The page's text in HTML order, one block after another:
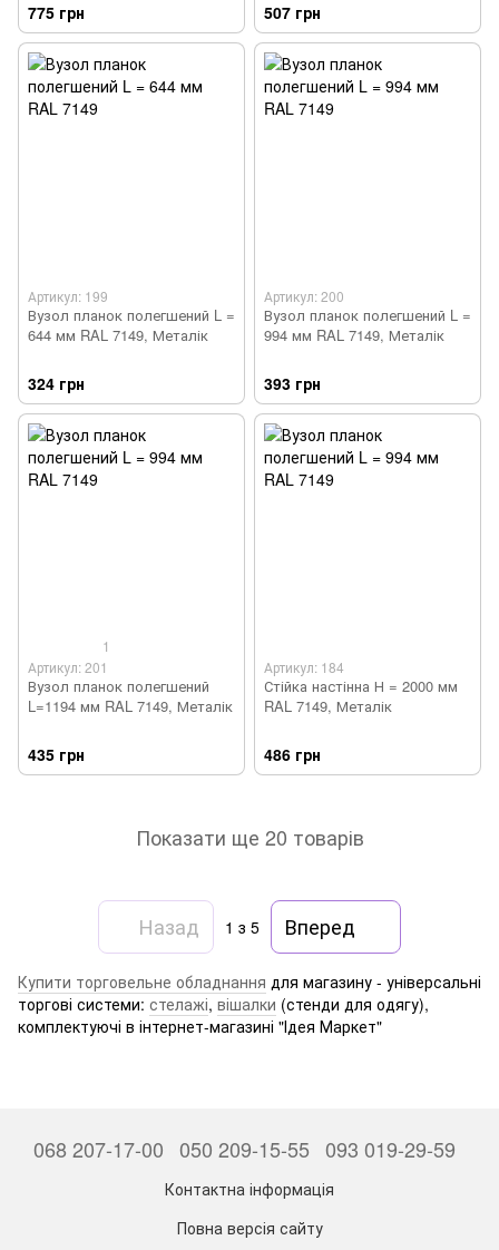
775 грн 507 грн
Артикул: 199
Вузол планок полегшений L =
644 мм RAL 7149, Металік
324 грн
Артикул: 200
Вузол планок полегшений L =
994 мм RAL 7149, Металік
393 грн
1
Артикул: 201
Вузол планок полегшений
L=1194 мм RAL 7149, Металік
435 грн
Артикул: 184
Стійка настінна Н = 2000 мм
RAL 7149, Металік
486 грн
Показати ще 20 товарів
Назад 1 з 5 Вперед
Купити торговельне обладнання для магазину - універсальні
торгові системи: стелажі, вішалки (стенди для одягу),
комплектуючі в інтернет-магазині "Ідея Маркет"
068 207-17-00 050 209-15-55 093 019-29-59
Контактна інформація
Повна версія сайту